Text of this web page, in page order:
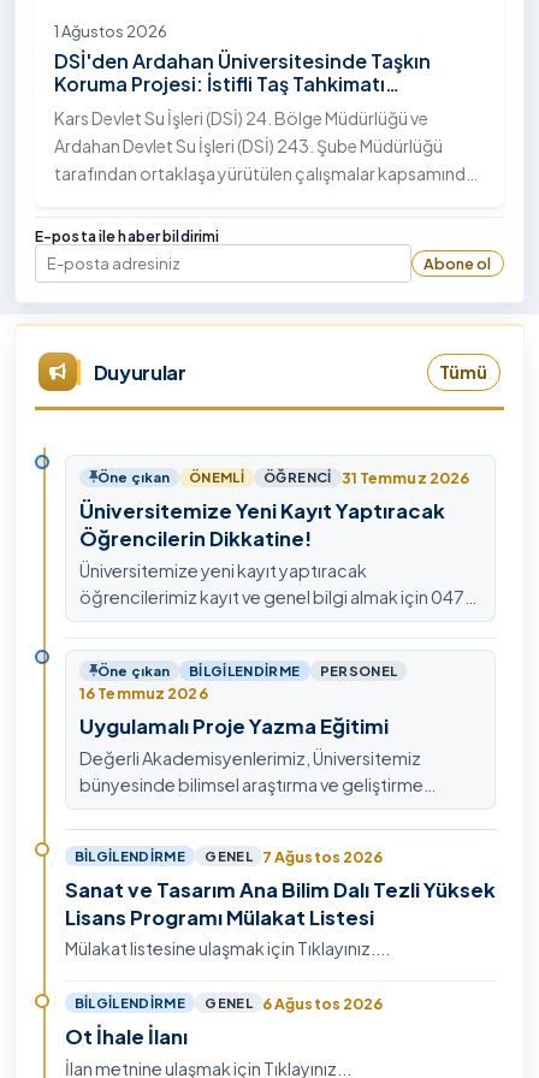
1 Ağustos 2026
DSİ'den Ardahan Üniversitesinde Taşkın
Koruma Projesi: İstifli Taş Tahkimatı
Çalışmaları Tamamlandı
Kars Devlet Su İşleri (DSİ) 24. Bölge Müdürlüğü ve
Ardahan Devlet Su İşleri (DSİ) 243. Şube Müdürlüğü
tarafından ortaklaşa yürütülen çalışmalar kapsamında,
"İstifli Taş Tahkimatı" projesi titizlikle tamamlandı.
E-posta ile haber bildirimi
E-posta
Abone ol
Duyurular Tümü
Öne çıkan ÖNEMLI ÖĞRENCI 31 Temmuz 2026
Üniversitemize Yeni Kayıt Yaptıracak
Öğrencilerin Dikkatine!
Üniversitemize yeni kayıt yaptıracak
öğrencilerimiz kayıt ve genel bilgi almak için 0478
211 75 75 Dahili: 1913 nolu telefondan
ulaşabilirsiniz.
Öne çıkan BILGILENDIRME PERSONEL
16 Temmuz 2026
Uygulamalı Proje Yazma Eğitimi
Değerli Akademisyenlerimiz, Üniversitemiz
bünyesinde bilimsel araştırma ve geliştirme
kültürünü güçlendirmek, ulusal ve uluslararası fon
mekanizmala…
BILGILENDIRME GENEL 7 Ağustos 2026
Sanat ve Tasarım Ana Bilim Dalı Tezli Yüksek
Lisans Programı Mülakat Listesi
Mülakat listesine ulaşmak için Tıklayınız....
BILGILENDIRME GENEL 6 Ağustos 2026
Ot İhale İlanı
İlan metnine ulaşmak için Tıklayınız...